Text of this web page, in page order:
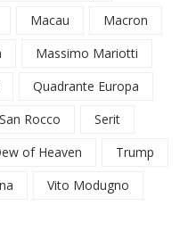
Macau
Macron
Massimo Mariotti
Quadrante Europa
San Rocco
Serit
of Heaven
Trump
Vito Modugno